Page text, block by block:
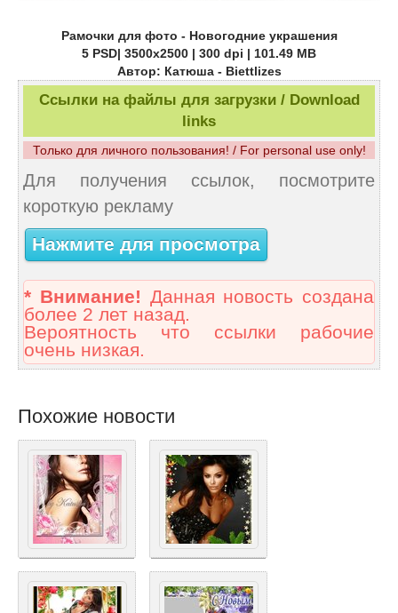
Рамочки для фото - Новогодние украшения
5 PSD| 3500х2500 | 300 dpi | 101.49 MB
Автор: Катюша - Biettlizes
Ссылки на файлы для загрузки / Download
links
Только для личного пользования! / For personal use only!
Для получения ссылок, посмотрите
короткую рекламу
Нажмите для просмотра
* Внимание! Данная новость создана
более 2 лет назад.
Вероятность что ссылки рабочие
очень низкая.
Похожие новости